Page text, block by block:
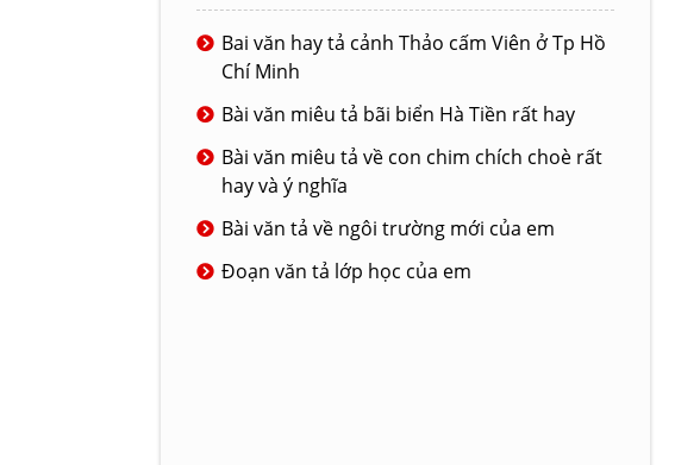
Bai văn hay tả cảnh Thảo cấm Viên ở Tp Hồ
Chí Minh
Bài văn miêu tả bãi biển Hà Tiền rất hay
Bài văn miêu tả về con chim chích choè rất
hay và ý nghĩa
Bài văn tả về ngôi trường mới của em
Đoạn văn tả lớp học của em